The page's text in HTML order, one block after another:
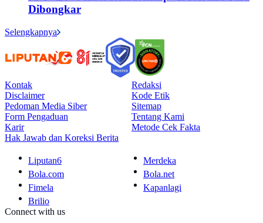
Dibongkar
Selengkapnya
Kontak
Redaksi
Disclaimer
Kode Etik
Pedoman Media Siber
Sitemap
Form Pengaduan
Tentang Kami
Karir
Metode Cek Fakta
Hak Jawab dan Koreksi Berita
Liputan6
Merdeka
Bola.com
Bola.net
Fimela
Kapanlagi
Brilio
Connect with us